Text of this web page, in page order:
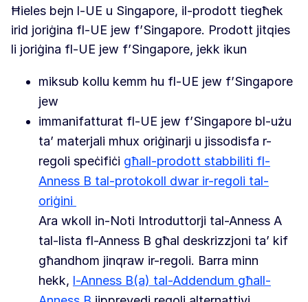
Ħieles bejn l-UE u Singapore, il-prodott tiegħek
irid joriġina fl-UE jew f’Singapore. Prodott jitqies
li joriġina fl-UE jew f’Singapore, jekk ikun
miksub kollu kemm hu fl-UE jew f’Singapore
jew
immanifatturat fl-UE jew f’Singapore bl-użu
ta’ materjali mhux oriġinarji u jissodisfa r-
regoli speċifiċi għall-prodott stabbiliti fl-
Anness B tal-protokoll dwar ir-regoli tal-
oriġini
Ara wkoll in-Noti Introduttorji tal-Anness A
tal-lista fl-Anness B għal deskrizzjoni ta’ kif
għandhom jinqraw ir-regoli. Barra minn
hekk, l-Anness B(a) tal-Addendum għall-